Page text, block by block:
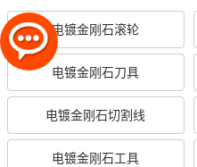
电镀金刚石滚轮
电镀金刚石刀具
电镀金刚石切割线
电镀金刚石工具